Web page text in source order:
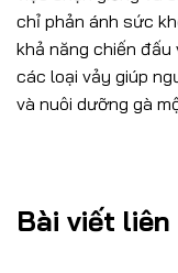
chỉ phản ánh sức
khả năng chiến đấu
các loại vảy giúp
và nuôi dưỡng gà
Bài viết liên